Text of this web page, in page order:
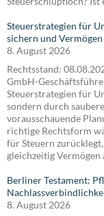
Steuerstrategien für
sichern und
8. August 2026
Rechtsstand:
GmbH-
Steuerstrategien für
sondern durch
vorausschauende
richtige Rechtsform
für Steuern
gleichzeitig
Berliner Testament:
8. August 2026